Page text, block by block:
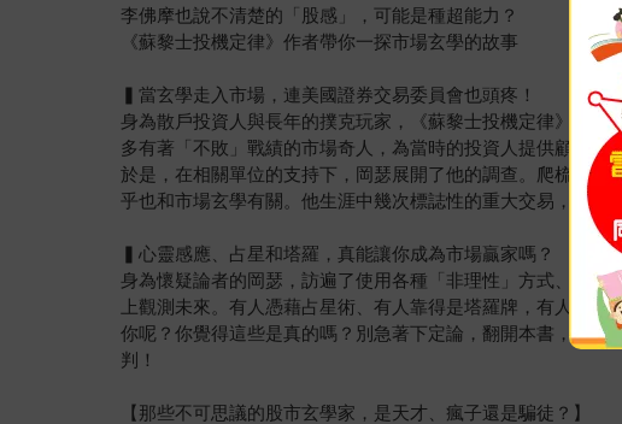
李佛摩也說不清楚的「股感」，可能是種超能力？
《蘇黎士投機定律》作者帶你一探市場玄學的故事
▍當玄學走入市場，連美國證券交易委員會也頭疼！
身為散戶投資人與長年的撲克玩家，《蘇黎士投機定律》作
多有著「不敗」戰績的市場奇人，為當時的投資人提供顧問服
於是，在相關單位的支持下，岡瑟展開了他的調查。爬梳歷
乎也和市場玄學有關。他生涯中幾次標誌性的重大交易，都
▍心靈感應、占星和塔羅，真能讓你成為市場贏家嗎？
身為懷疑論者的岡瑟，訪遍了使用各種「非理性」方式、在
上觀測未來。有人憑藉占星術、有人靠得是塔羅牌，有人用
你呢？你覺得這些是真的嗎？別急著下定論，翻開本書，作
判！
【那些不可思議的股市玄學家，是天才、瘋子還是騙徒？】